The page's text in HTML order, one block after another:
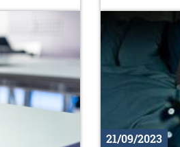
21/09/2023